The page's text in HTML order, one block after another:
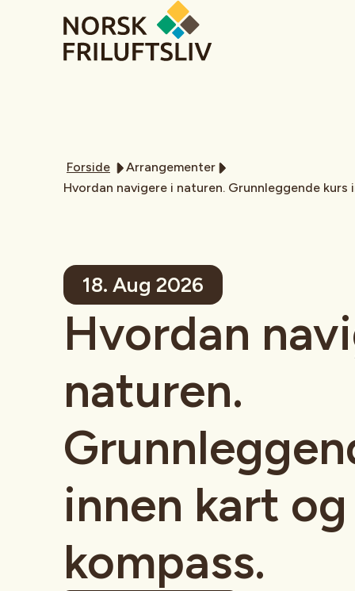
Forside
Arrangementer
Hvordan navigere i naturen. Grunnleggende kurs
18. Aug 2026
Hvordan
naturen.
innen kart og
kompass.